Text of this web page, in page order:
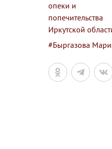
опеки и
попечительства
Иркутской
#Быргазова